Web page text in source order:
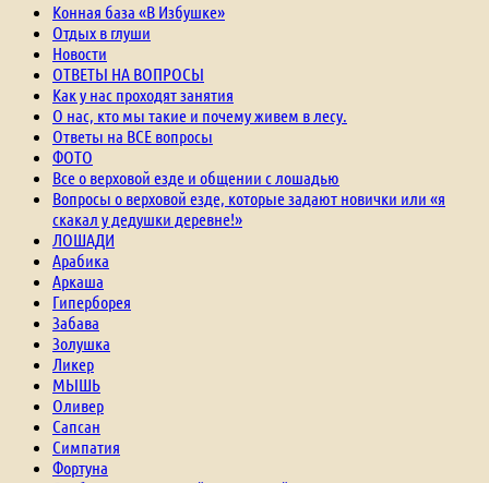
Конная база «В Избушке»
Отдых в глуши
Новости
ОТВЕТЫ НА ВОПРОСЫ
Как у нас проходят занятия
О нас, кто мы такие и почему живем в лесу.
Ответы на ВСЕ вопросы
ФОТО
Все о верховой езде и общении с лошадью
Вопросы о верховой езде, которые задают новички или «я
скакал у дедушки деревне!»
ЛОШАДИ
Арабика
Аркаша
Гиперборея
Забава
Золушка
Ликер
МЫШЬ
Оливер
Сапсан
Симпатия
Фортуна